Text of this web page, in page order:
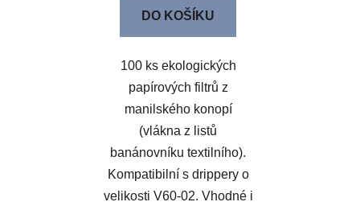
DO KOŠÍKU
100 ks ekologických
papírových filtrů z
manilského konopí
(vlákna z listů
banánovníku textilního).
Kompatibilní s drippery o
velikosti V60-02. Vhodné i